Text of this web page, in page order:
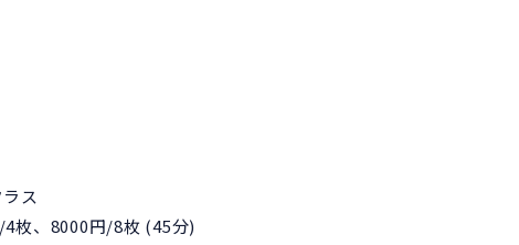
ス
枚、8000円/8枚 (45分)